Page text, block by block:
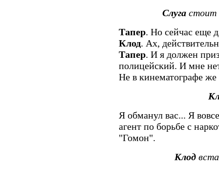
Слугастоит
Тапер. Но сейчас еще
Клод. Ах,
Тапер. И я должен
полицейский. И мне
Не в кинематографе
Я обманул вас... Я
агент по борьбе с
"Гомон".
Клод